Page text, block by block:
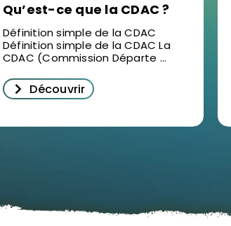
Qu’est-ce que la CDAC ?
Définition simple de la CDAC
Définition simple de la CDAC La
CDAC (Commission Départe ...
Découvrir